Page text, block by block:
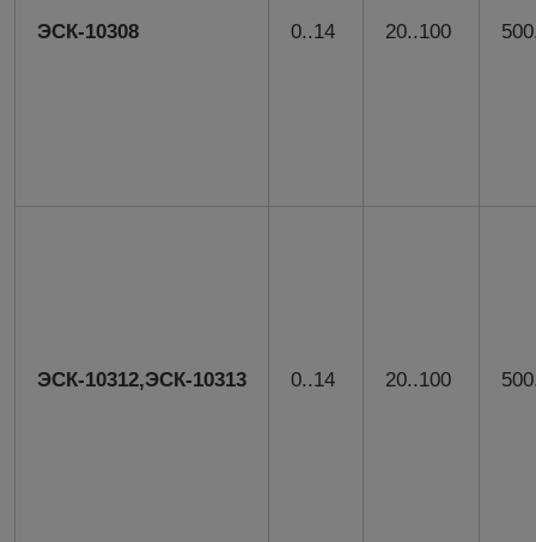
ЭСК-10308 0..14 20..100
ЭСК-10312,ЭСК-10313 0..14 20..100